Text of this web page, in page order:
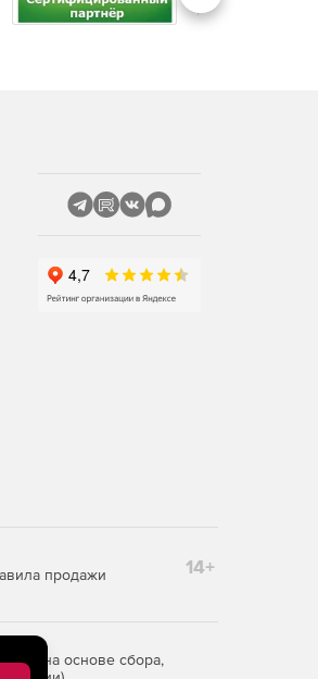
продажи 14+
на основе сбора,